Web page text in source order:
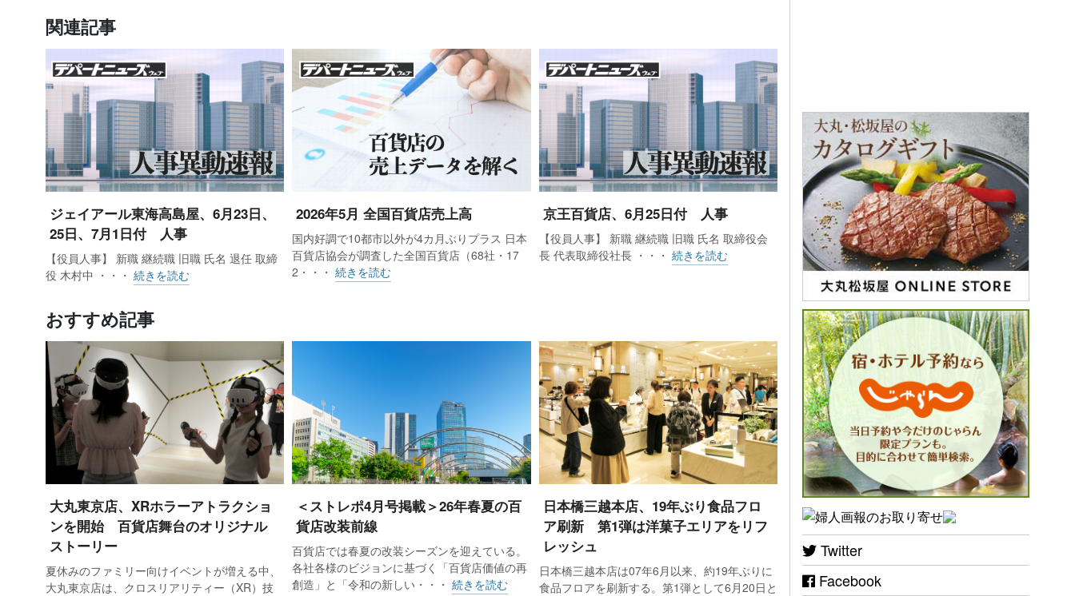
関連記事
ジェイアール東海高島屋、6月23日、
25日、7月1日付 人事
【役員人事】 新職 継続職 旧職 氏名 退任 取締
役 木村中 ・・・ 続きを読む
2026年5月 全国百貨店売上高
国内好調で10都市以外が4カ月ぶりプラス 日本
百貨店協会が調査した全国百貨店（68社・17
2・・・続きを読む
京王百貨店、6月25日付 人事
【役員人事】 新職 継続職 旧職 氏名 取締役会
長 代表取締役社長 ・・・ 続きを読む
おすすめ記事
大丸東京店、XRホラーアトラクショ
ンを開始 百貨店舞台のオリジナル
ストーリー
夏休みのファミリー向けイベントが増える中、
大丸東京店は、クロスリアリティー（XR）技
＜ストレポ4月号掲載＞26年春夏の百
貨店改装前線
百貨店では春夏の改装シーズンを迎えている。
各社各様のビジョンに基づく「百貨店価値の再
創造」と「令和の新しい・・・続きを読む
日本橋三越本店、19年ぶり食品フロ
ア刷新 第1弾は洋菓子エリアをリフ
レッシュ
日本橋三越本店は07年6月以来、約19年ぶりに
食品フロアを刷新する。第1弾として6月20日と
Twitter
Facebook